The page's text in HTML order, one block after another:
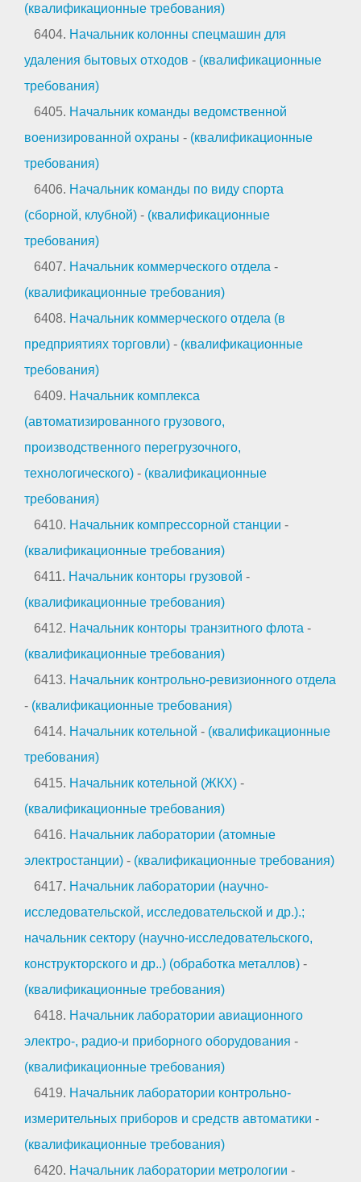
(квалификационные требования)
6404. Начальник колонны спецмашин для
удаления бытовых отходов - (квалификационные
требования)
6405. Начальник команды ведомственной
военизированной охраны - (квалификационные
требования)
6406. Начальник команды по виду спорта
(сборной, клубной) - (квалификационные
требования)
6407. Начальник коммерческого отдела -
(квалификационные требования)
6408. Начальник коммерческого отдела (в
предприятиях торговли) - (квалификационные
требования)
6409. Начальник комплекса
(автоматизированного грузового,
производственного перегрузочного,
технологического) - (квалификационные
требования)
6410. Начальник компрессорной станции -
(квалификационные требования)
6411. Начальник конторы грузовой -
(квалификационные требования)
6412. Начальник конторы транзитного флота -
(квалификационные требования)
6413. Начальник контрольно-ревизионного отдела
- (квалификационные требования)
6414. Начальник котельной - (квалификационные
требования)
6415. Начальник котельной (ЖКХ) -
(квалификационные требования)
6416. Начальник лаборатории (атомные
электростанции) - (квалификационные требования)
6417. Начальник лаборатории (научно-
исследовательской, исследовательской и др.).;
начальник сектору (научно-исследовательского,
конструкторского и др..) (обработка металлов) -
(квалификационные требования)
6418. Начальник лаборатории авиационного
электро-, радио-и приборного оборудования -
(квалификационные требования)
6419. Начальник лаборатории контрольно-
измерительных приборов и средств автоматики -
(квалификационные требования)
6420. Начальник лаборатории метрологии -